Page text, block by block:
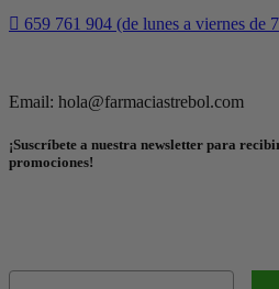
659 761 904 (de lunes a viernes de
Email: hola@farmaciastrebol.com
¡Suscríbete a nuestra newsletter para
promociones!